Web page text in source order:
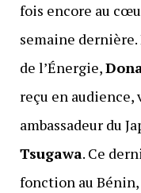
fois encore au
semaine
de l’Énergie,
reçu en audience,
ambassadeur du
Tsugawa. Ce
fonction au